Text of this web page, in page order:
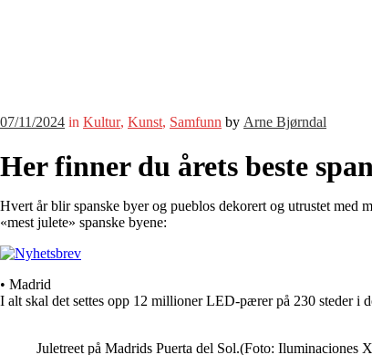
07/11/2024 in Kultur, Kunst, Samfunn by Arne Bjørndal
Her finner du årets beste
Hvert år blir spanske byer og pueblos dekorert og utrustet
«mest julete» spanske byene:
• Madrid
I alt skal det settes opp 12 millioner LED-pærer på 230 steder i
Juletreet på Madrids Puerta del Sol.(Foto: Iluminaciones